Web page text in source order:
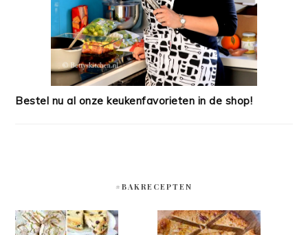
Bestel nu al onze keukenfavorieten in de shop!
#BAKRECEPTEN